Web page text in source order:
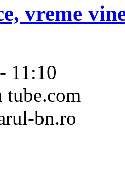
vreme
11:10
tube.com
bn.ro